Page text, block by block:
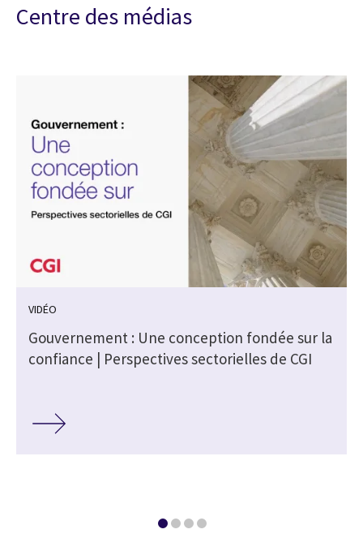
Centre des médias
VIDÉO
Gouvernement : Une conception fondée sur la
confiance | Perspectives sectorielles de CGI